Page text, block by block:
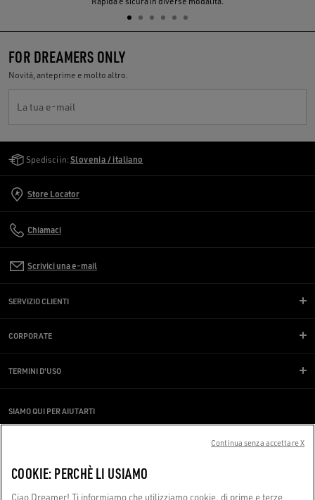
FOR DREAMERS ONLY
Novità, anteprime e molto altro.
La tua e-mail
Spedisci in: Slovenia / italiano
Store Locator
Chiamaci
Scrivici una e-mail
SERVIZIO CLIENTI
CORPORATE
TERMINI D'USO
SIAMO QUI PER AIUTARTI
Stai utilizzando uno screen reader e hai difficoltà?
COOKIE: PERCHÈ LI USIAMO
Ciao Dreamer! Ti informiamo che utilizziamo cookie, di prime e terze
Continua senza accettare X